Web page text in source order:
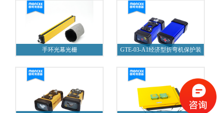
手环光幕光栅
GTE-03-A1经济型折弯机保护装